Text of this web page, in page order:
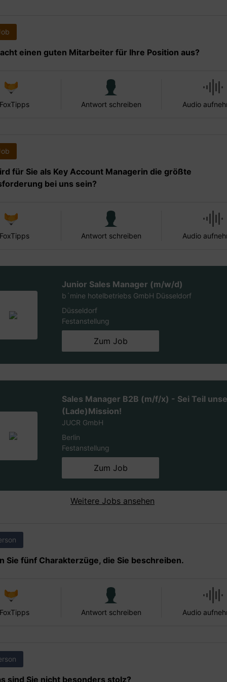
einen guten Mitarbeiter für Ihre Position aus?
Antwort schreiben Audio
für Sie als Key Account Managerin die größte
bei uns sein?
Antwort schreiben Audio
Junior Sales Manager (m/w/d)
b´mine hotelbetriebs GmbH Düsseldorf
Düsseldorf
Festanstellung
Zum Job
Sales Manager B2B (m/f/x) - Sei Teil
(Lade)Mission!
JUCR GmbH
Berlin
Festanstellung
Zum Job
Weitere Jobs ansehen
Sie fünf Charakterzüge, die Sie beschreiben.
Antwort schreiben Audio
sind Sie nicht besonders stolz?